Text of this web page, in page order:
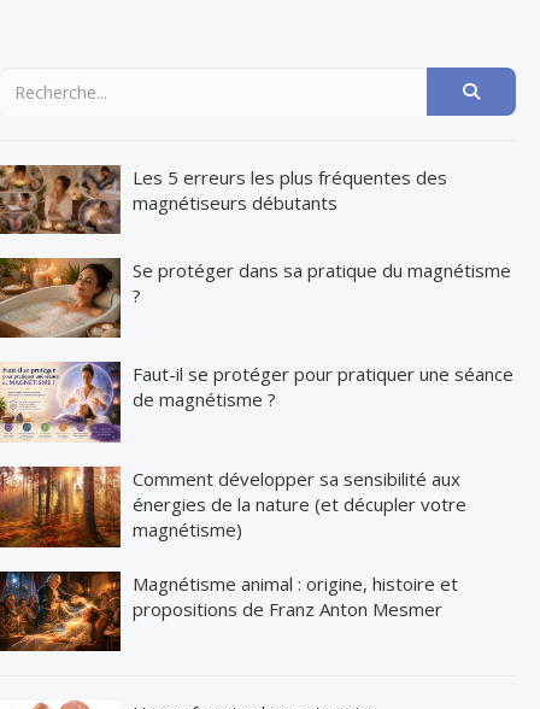
Les 5 erreurs les plus fréquentes des
magnétiseurs débutants
Se protéger dans sa pratique du magnétisme
?
Faut-il se protéger pour pratiquer une séance
de magnétisme ?
Comment développer sa sensibilité aux
énergies de la nature (et décupler votre
magnétisme)
Magnétisme animal : origine, histoire et
propositions de Franz Anton Mesmer